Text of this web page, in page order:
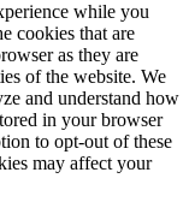
while you
cookies that are
as they are
of the website. We
and understand how
in your browser
to opt-out of these
may affect your